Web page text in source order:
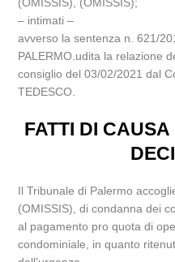
– intimati –
avverso la sentenza n. 621/
PALERMO.udita la relazione
consiglio del 03/02/2021 dal
TEDESCO.
FATTI DI
Il Tribunale di Palermo
(OMISSIS), di condanna dei
al pagamento pro quota di
condominiale, in quanto